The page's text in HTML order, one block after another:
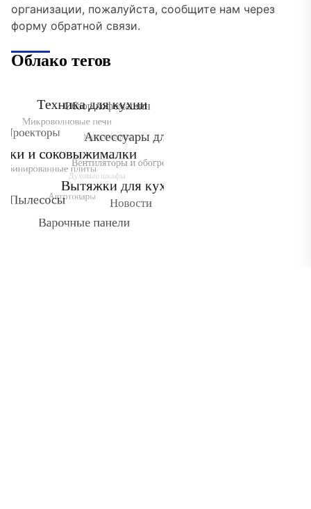
организации, пожалуйста, сообщите нам через
форму обратной связи.
Облако тегов